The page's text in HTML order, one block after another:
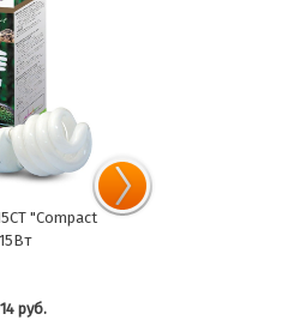
150Вт, Repti-
руб.